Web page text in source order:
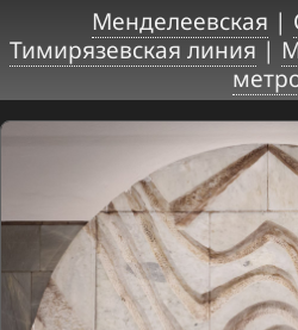
Менделеевская |
Тимирязевская линия|